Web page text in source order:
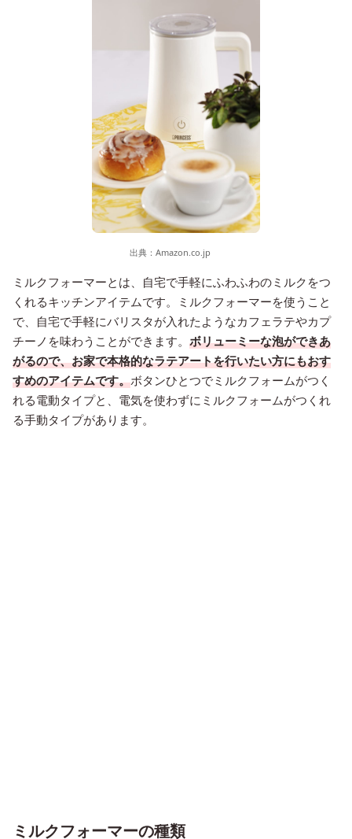
出典： Amazon.co.jp
ミルクフォーマーとは、自宅で手軽にふわふわのミルクをつ
くれるキッチンアイテムです。ミルクフォーマーを使うこと
で、自宅で手軽にバリスタが入れたようなカフェラテやカプ
チーノを味わうことができます。 ボリューミーな泡ができあ
がるので、お家で本格的なラテアートを行いたい方にもおす
すめのアイテムです。ボタンひとつでミルクフォームがつく
れる電動タイプと、電気を使わずにミルクフォームがつくれ
る手動タイプがあります。
ミルクフォーマーの種類